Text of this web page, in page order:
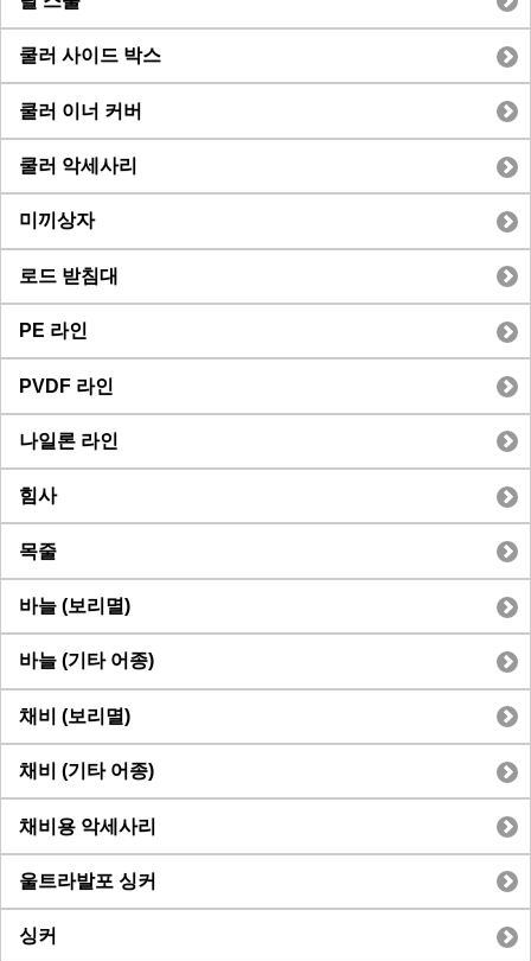
쿨러 사이드 박스
쿨러 이너 커버
쿨러 악세사리
미끼상자
로드 받침대
PE 라인
PVDF 라인
나일론 라인
힘사
목줄
바늘 (보리멸)
바늘 (기타 어종)
채비 (보리멸)
채비 (기타 어종)
채비용 악세사리
울트라발포 싱커
싱커